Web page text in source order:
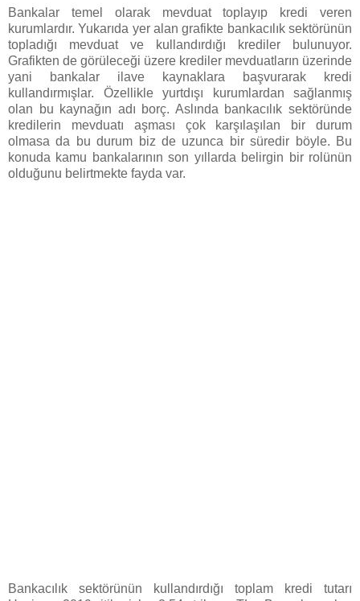
Bankalar temel olarak mevduat toplayıp kredi veren
kurumlardır. Yukarıda yer alan grafikte bankacılık sektörünün
topladığı mevduat ve kullandırdığı krediler bulunuyor.
Grafikten de görüleceği üzere krediler mevduatların üzerinde
yani bankalar ilave kaynaklara başvurarak kredi
kullandırmışlar. Özellikle yurtdışı kurumlardan sağlanmış
olan bu kaynağın adı borç. Aslında bankacılık sektöründe
kredilerin mevduatı aşması çok karşılaşılan bir durum
olmasa da bu durum biz de uzunca bir süredir böyle. Bu
konuda kamu bankalarının son yıllarda belirgin bir rolünün
olduğunu belirtmekte fayda var.
Bankacılık sektörünün kullandırdığı toplam kredi tutarı